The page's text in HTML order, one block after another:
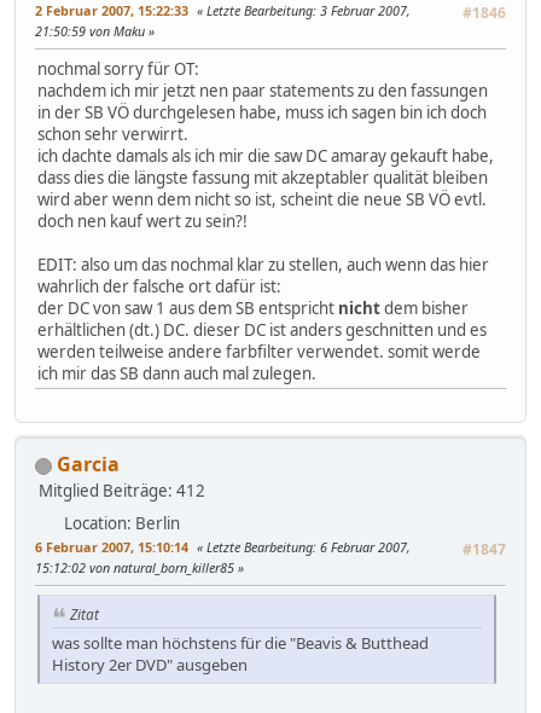
2 Februar 2007, 15:22:33 #1846
Letzte Bearbeitung: 3 Februar 2007,
21:50:59 von Maku
nochmal sorry für OT:
nachdem ich mir jetzt nen paar statements zu den fassungen
in der SB VÖ durchgelesen habe, muss ich sagen bin ich doch
schon sehr verwirrt.
ich dachte damals als ich mir die saw DC amaray gekauft habe,
dass dies die längste fassung mit akzeptabler qualität bleiben
wird aber wenn dem nicht so ist, scheint die neue SB VÖ evtl.
doch nen kauf wert zu sein?!
EDIT: also um das nochmal klar zu stellen, auch wenn das hier
wahrlich der falsche ort dafür ist:
der DC von saw 1 aus dem SB entspricht nichtdem bisher
erhältlichen (dt.) DC. dieser DC ist anders geschnitten und es
werden teilweise andere farbfilter verwendet. somit werde
ich mir das SB dann auch mal zulegen.
Garcia
Mitglied Beiträge: 412
Location: Berlin
6 Februar 2007, 15:10:14 #1847
Letzte Bearbeitung: 6 Februar 2007,
15:12:02 von natural_born_killer85
Zitat
was sollte man höchstens für die "Beavis & Butthead
History 2er DVD" ausgeben